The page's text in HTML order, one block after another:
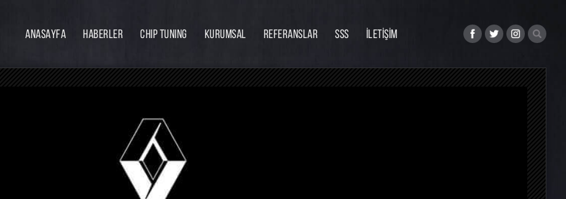
ANASAYFA HABERLER CHIP TUNING KURUMSAL REFERANSLAR SSS İLETİŞİM